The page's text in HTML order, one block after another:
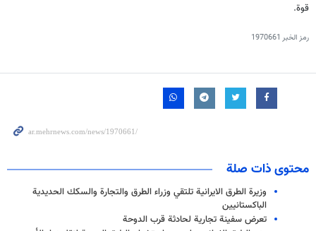
قوة.
رمز الخبر 1970661
محتوى ذات صلة
وزيرة الطرق الايرانية تلتقي وزراء الطرق والتجارة والسكك الحديدية
الباكستانيين
تعرض سفينة تجارية لحادثة قرب الدوحة